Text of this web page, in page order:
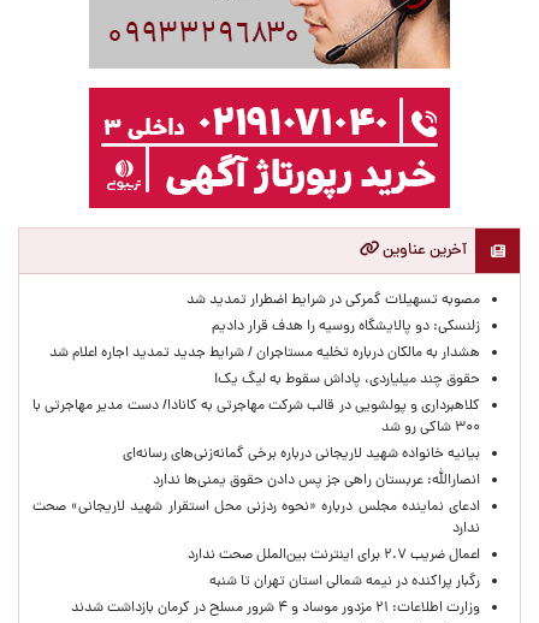
آخرین عناوین
مصوبه تسهیلات گمرکی در شرایط اضطرار تمدید شد
زلنسکی: دو پالایشگاه روسیه را هدف قرار دادیم
هشدار به مالکان درباره تخلیه مستاجران / شرایط جدید تمدید اجاره اعلام شد
حقوق چند میلیاردی، پاداش سقوط به لیگ یک!
کلاهبرداری و پولشویی در قالب شرکت مهاجرتی به کانادا/ دست مدیر مهاجرتی با
۳۰۰ شاکی رو شد
بیانیه خانواده شهید لاریجانی درباره برخی گمانه‌زنی‌های رسانه‌ای
انصارالله: عربستان راهی جز پس دادن حقوق یمنی‌ها ندارد
ادعای نماینده مجلس درباره «نحوه ردزنی محل استقرار شهید لاریجانی» صحت
ندارد
اعمال ضریب ۲.۷ برای اینترنت بین‌الملل صحت ندارد
رگبار پراکنده در نیمه شمالی استان تهران تا شنبه
وزارت اطلاعات: ۲۱ مزدور موساد و ۴ شرور مسلح در کرمان بازداشت شدند